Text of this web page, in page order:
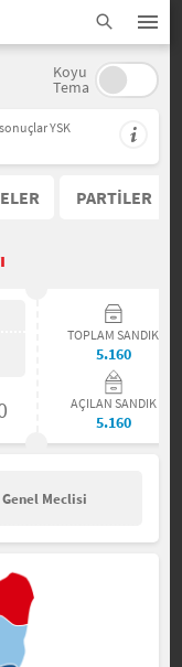
Koyu
Tema
YSK
PARTİLER
TOPLAM SANDIK
5.160
AÇILAN SANDIK
5.160
Genel Meclisi